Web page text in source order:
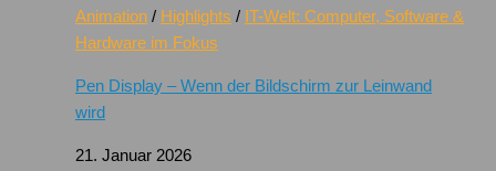
Animation / Highlights / IT-Welt: Computer, Software &
Hardware im Fokus
Pen Display – Wenn der Bildschirm zur Leinwand
wird
21. Januar 2026